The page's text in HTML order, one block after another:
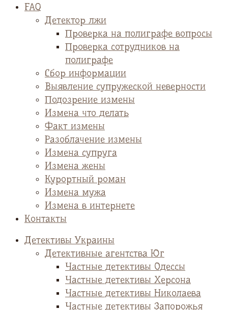
FAQ
Детектор лжи
Проверка на полиграфе вопросы
Проверка сотрудников на
полиграфе
Сбор информации
Выявление супружеской неверности
Подозрение измены
Измена что делать
Факт измены
Разоблачение измены
Измена супруга
Измена жены
Курортный роман
Измена мужа
Измена в интернете
Контакты
Детективы Украины
Детективные агентства Юг
Частные детективы Одессы
Частные детективы Херсона
Частные детективы Николаева
Частные детективы Запорожья